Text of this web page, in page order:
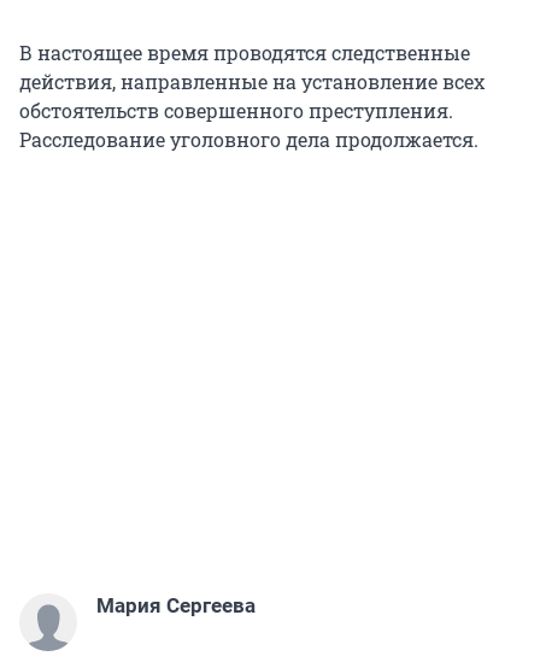
В настоящее время проводятся следственные
действия, направленные на установление всех
обстоятельств совершенного преступления.
Расследование уголовного дела продолжается.
Мария Сергеева